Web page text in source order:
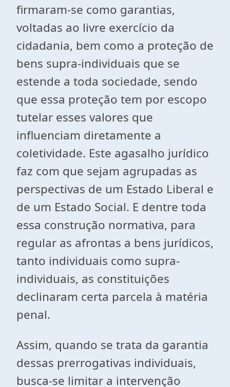
firmaram-se como garantias,
voltadas ao livre exercício da
cidadania, bem como a proteção de
bens supra-individuais que se
estende a toda sociedade, sendo
que essa proteção tem por escopo
tutelar esses valores que
influenciam diretamente a
coletividade. Este agasalho jurídico
faz com que sejam agrupadas as
perspectivas de um Estado Liberal e
de um Estado Social. E dentre toda
essa construção normativa, para
regular as afrontas a bens jurídicos,
tanto individuais como supra-
individuais, as constituições
declinaram certa parcela à matéria
penal.
Assim, quando se trata da garantia
dessas prerrogativas individuais,
busca-se limitar a intervenção